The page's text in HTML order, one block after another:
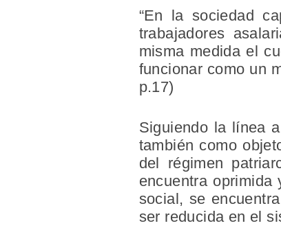
“En la sociedad
trabajadores
misma medida el
funcionar como un
p.17)
Siguiendo la línea
también como
del régimen
encuentra
social, se
ser reducida en el